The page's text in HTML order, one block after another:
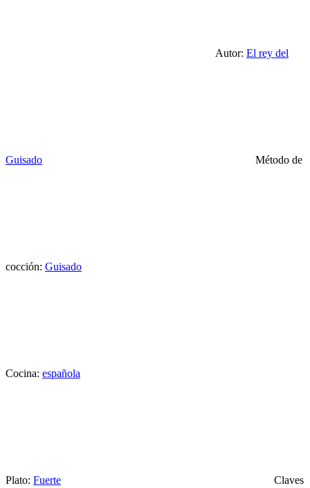
Autor: El rey del
Guisado Método de
cocción: Guisado
Cocina: española
Plato: Fuerte
Claves